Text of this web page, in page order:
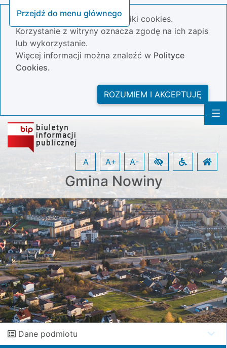
Przejdź do menu głównego
Nasza strona wykorzystuje pliki cookies.
Korzystanie z witryny oznacza zgodę na ich zapis
lub wykorzystanie.
Więcej informacji można znaleźć w Polityce
Cookies.
ROZUMIEM I AKCEPTUJĘ
Gmina Nowiny
A A+ A-
Dane podmiotu